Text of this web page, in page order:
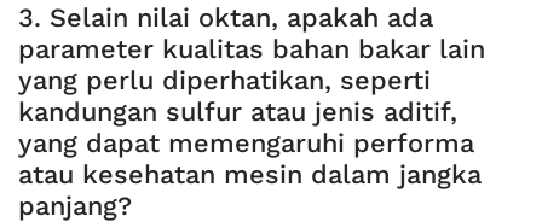
3. Selain nilai oktan, apakah ada
parameter kualitas bahan bakar lain
yang perlu diperhatikan, seperti
kandungan sulfur atau jenis aditif,
yang dapat memengaruhi performa
atau kesehatan mesin dalam jangka
panjang?